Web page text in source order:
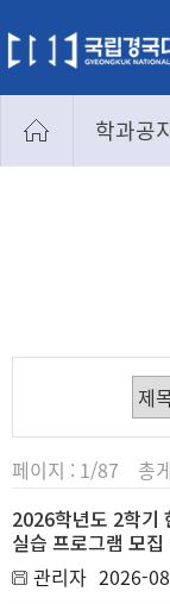
학과공
소모임
페이지 : 1/87 총
2026학년도 2학기
실습 프로그램 모
관리자 2026-